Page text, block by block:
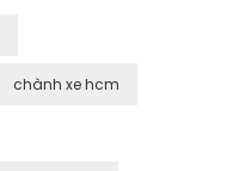
chành xe hcm